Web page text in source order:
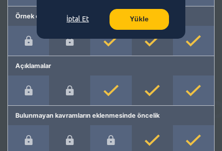
Örnek cümleler
Açıklamalar
Bulunmayan kavramların eklenmesinde öncelik
İptal Et Yükle